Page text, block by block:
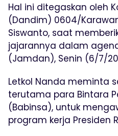
Hal ini ditegaskan oleh
(Dandim) 0604/
Siswanto, saat
jajarannya dalam
(Jamdan), Senin (6/7/
Letkol Nanda meminta
terutama para Bintara
(Babinsa), untuk
program kerja Presiden